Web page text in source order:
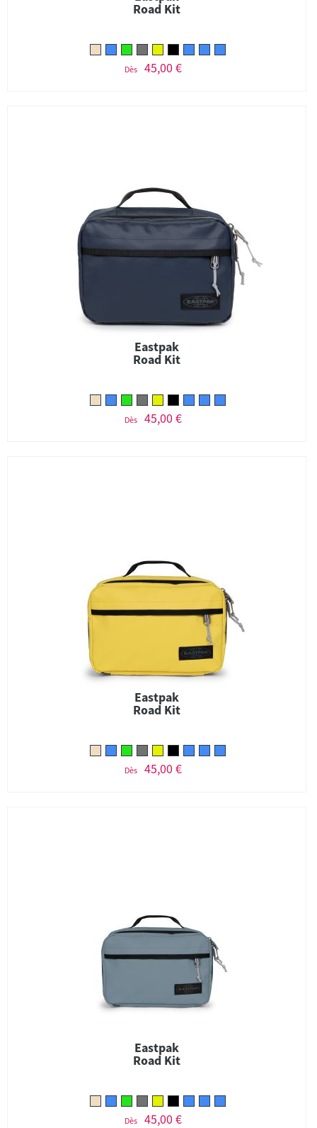
Road Kit
Dès 45,00 €
Eastpak
Road Kit
Dès 45,00 €
Eastpak
Road Kit
Dès 45,00 €
Eastpak
Road Kit
Dès 45,00 €